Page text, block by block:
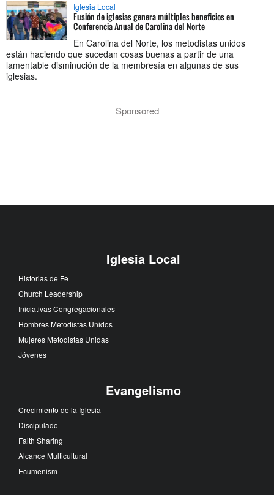
Iglesia Local
Fusión de iglesias genera múltiples beneficios en
Conferencia Anual de Carolina del Norte
En Carolina del Norte, los metodistas unidos
están haciendo que sucedan cosas buenas a partir de una
lamentable disminución de la membresía en algunas de sus
iglesias.
Sponsored
Iglesia Local
Historias de Fe
Church Leadership
Iniciativas Congregacionales
Hombres Metodistas Unidos
Mujeres Metodistas Unidas
Jóvenes
Evangelismo
Crecimiento de la Iglesia
Discipulado
Faith Sharing
Alcance Multicultural
Ecumenism